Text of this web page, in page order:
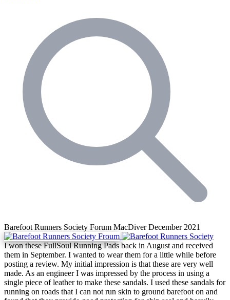
Barefoot Runners Society Forum MacDiver December 2021
I won these FullSoul Running Pads back in August and received
them in September. I wanted to wear them for a little while before
posting a review. My initial impression is that these are very well
made. As an engineer I was impressed by the process in using a
single piece of leather to make these sandals. I used these sandals for
running on roads that I can not run skin to ground barefoot on and